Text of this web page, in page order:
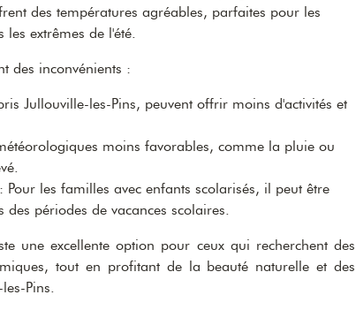
des températures agréables, parfaites pour les
extrêmes de l'été.
des inconvénients :
Jullouville-les-Pins, peuvent offrir moins d'activités et
moins favorables, comme la pluie ou
les familles avec enfants scolarisés, il peut être
périodes de vacances scolaires.
une excellente option pour ceux qui recherchent des
tout en profitant de la beauté naturelle et des
Pins.